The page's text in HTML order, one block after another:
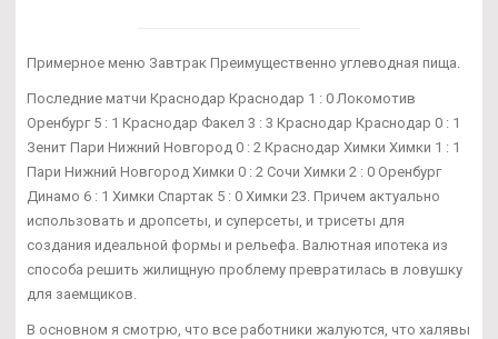
Примерное меню Завтрак Преимущественно углеводная пища.
Последние матчи Краснодар Краснодар 1 : 0 Локомотив
Оренбург 5 : 1 Краснодар Факел 3 : 3 Краснодар Краснодар 0 : 1
Зенит Пари Нижний Новгород 0 : 2 Краснодар Химки Химки 1 : 1
Пари Нижний Новгород Химки 0 : 2 Сочи Химки 2 : 0 Оренбург
Динамо 6 : 1 Химки Спартак 5 : 0 Химки 23. Причем актуально
использовать и дропсеты, и суперсеты, и трисеты для
создания идеальной формы и рельефа. Валютная ипотека из
способа решить жилищную проблему превратилась в ловушку
для заемщиков.
В основном я смотрю, что все работники жалуются, что халявы